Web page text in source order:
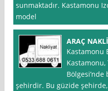
sunmaktadır. Kastamonu
model
ARAÇ
Kastamonu
Kastamonu,
şehirdir. Bu güzide